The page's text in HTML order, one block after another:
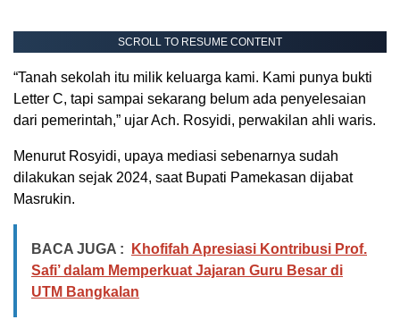
SCROLL TO RESUME CONTENT
“Tanah sekolah itu milik keluarga kami. Kami punya bukti
Letter C, tapi sampai sekarang belum ada penyelesaian
dari pemerintah,” ujar Ach. Rosyidi, perwakilan ahli waris.
Menurut Rosyidi, upaya mediasi sebenarnya sudah
dilakukan sejak 2024, saat Bupati Pamekasan dijabat
Masrukin.
BACA JUGA :
Khofifah Apresiasi Kontribusi Prof.
Safi’ dalam Memperkuat Jajaran Guru Besar di
UTM Bangkalan